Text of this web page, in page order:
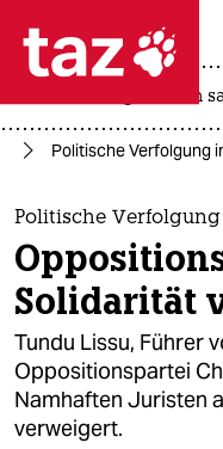
 taz
themen
politik
öko
gesellschaft
kultur
landtagswahl in
Politische Verfolgung
Politische
Solidarität
Tundu Lissu, Führer
Oppositionspartei
Namhaften Juristen
verweigert.